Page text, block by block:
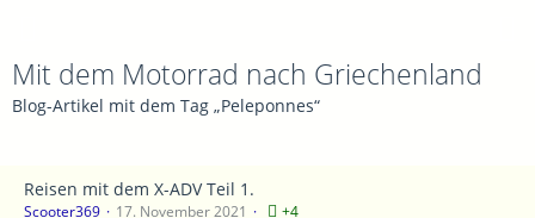
Mit dem Motorrad nach Griechenland
Blog-Artikel mit dem Tag „Peleponnes“
Reisen mit dem X-ADV Teil 1.
Scooter369 17. November 2021 +4